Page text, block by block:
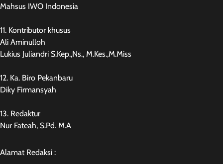
Mahsus IWO Indonesia
11. Kontributor khusus
Ali Aminulloh
Lukius Juliandri S.Kep.,Ns., M.Kes.,M.Miss
12. Ka. Biro Pekanbaru
Diky Firmansyah
13. Redaktur
Nur Fateah, S.Pd. M.A
Alamat Redaksi :